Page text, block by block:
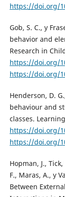
https://doi.org/
Gob, S. C., y
behavior and
Research in
https://doi.org/
https://doi.org/
Henderson, D.
behaviour and
classes.
https://doi.org/
https://doi.org/
Hopman, J.,
F., Maras, A., y
Between